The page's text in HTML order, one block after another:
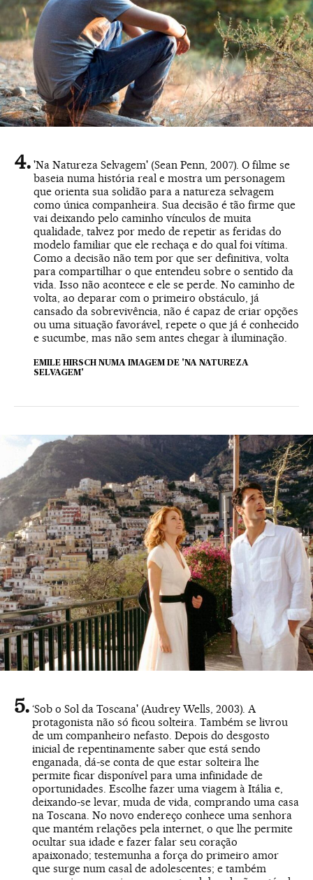
'Na Natureza Selvagem' (Sean Penn, 2007). O filme se
baseia numa história real e mostra um personagem
que orienta sua solidão para a natureza selvagem
como única companheira. Sua decisão é tão firme que
vai deixando pelo caminho vínculos de muita
qualidade, talvez por medo de repetir as feridas do
modelo familiar que ele rechaça e do qual foi vítima.
Como a decisão não tem por que ser definitiva, volta
para compartilhar o que entendeu sobre o sentido da
vida. Isso não acontece e ele se perde. No caminho de
volta, ao deparar com o primeiro obstáculo, já
cansado da sobrevivência, não é capaz de criar opções
ou uma situação favorável, repete o que já é conhecido
e sucumbe, mas não sem antes chegar à iluminação.
EMILE HIRSCH NUMA IMAGEM DE 'NA NATUREZA
SELVAGEM'
‘Sob o Sol da Toscana' (Audrey Wells, 2003). A
protagonista não só ficou solteira. Também se livrou
de um companheiro nefasto. Depois do desgosto
inicial de repentinamente saber que está sendo
enganada, dá-se conta de que estar solteira lhe
permite ficar disponível para uma infinidade de
oportunidades. Escolhe fazer uma viagem à Itália e,
deixando-se levar, muda de vida, comprando uma casa
na Toscana. No novo endereço conhece uma senhora
que mantém relações pela internet, o que lhe permite
ocultar sua idade e fazer falar seu coração
apaixonado; testemunha a força do primeiro amor
que surge num casal de adolescentes; e também